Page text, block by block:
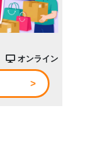
オンライン